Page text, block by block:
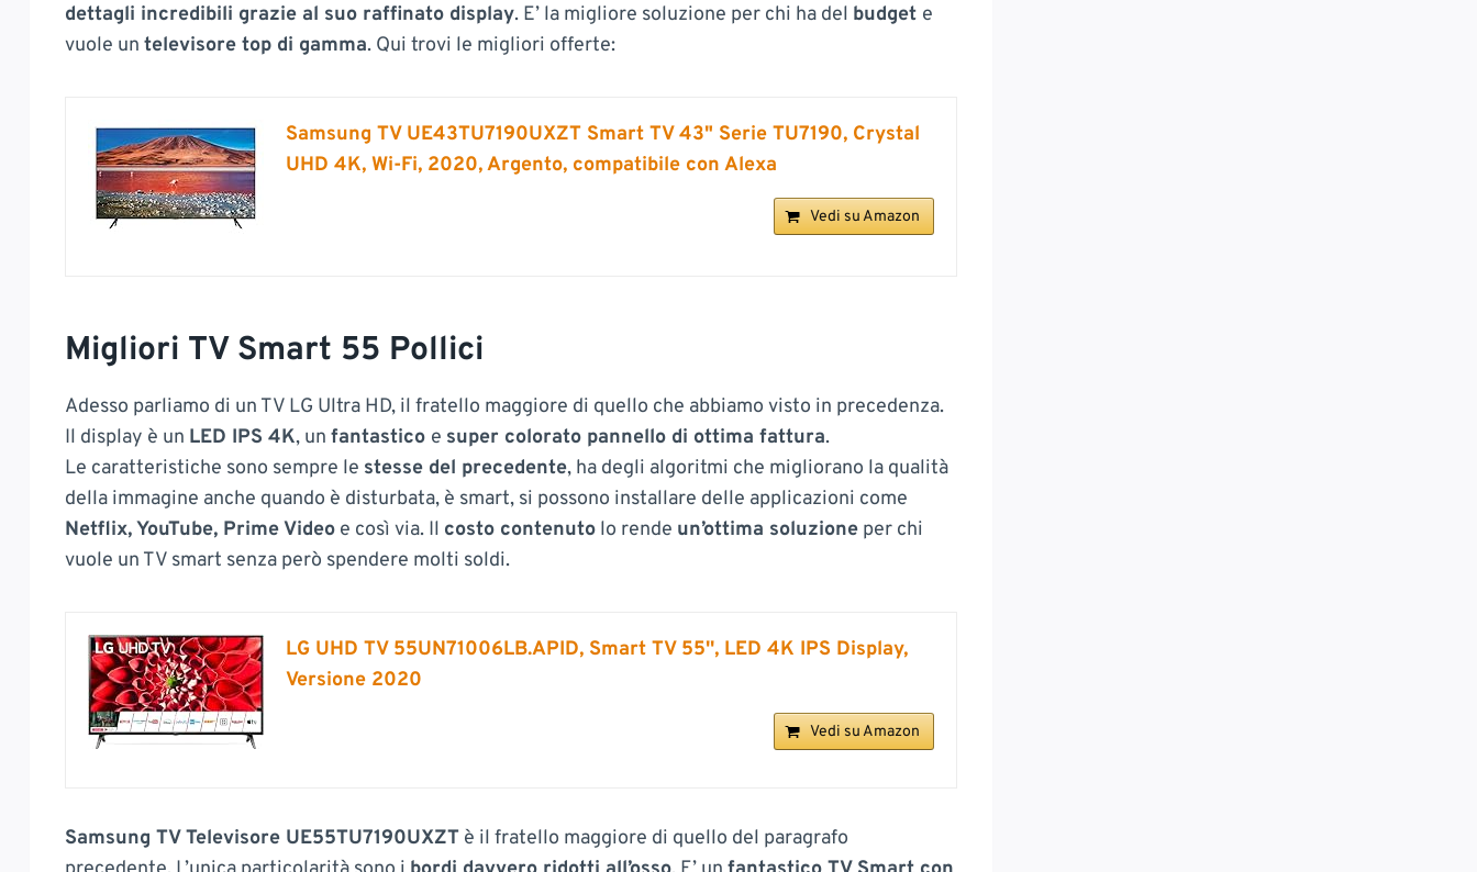
dettagli incredibili grazie al suo raffinato display. E’ la migliore soluzione per chi ha del budget e
vuole un televisore top di gamma. Qui trovi le migliori offerte:
Samsung TV UE43TU7190UXZT Smart TV 43" Serie TU7190, Crystal
UHD 4K, Wi-Fi, 2020, Argento, compatibile con Alexa
Vedi su Amazon
Migliori TV Smart 55 Pollici
Adesso parliamo di un TV LG Ultra HD, il fratello maggiore di quello che abbiamo visto in precedenza.
Il display è un LED IPS 4K, un fantastico e super colorato pannello di ottima fattura.
Le caratteristiche sono sempre le stesse del precedente, ha degli algoritmi che migliorano la qualità
della immagine anche quando è disturbata, è smart, si possono installare delle applicazioni come
Netflix, YouTube, Prime Video e così via. Il costo contenuto lo rende un’ottima soluzione per chi
vuole un TV smart senza però spendere molti soldi.
LG UHD TV 55UN71006LB.APID, Smart TV 55'', LED 4K IPS Display,
Versione 2020
Vedi su Amazon
Samsung TV Televisore UE55TU7190UXZT è il fratello maggiore di quello del paragrafo